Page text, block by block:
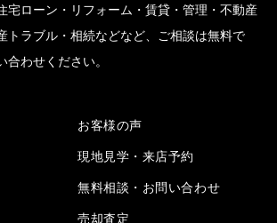
宅ローン・リフォーム・賃貸・管理・不動産
トラブル・相続などなど、ご相談は無料で
わせください。
お客様の声
現地見学・来店予約
無料相談・お問い合わせ
売却査定